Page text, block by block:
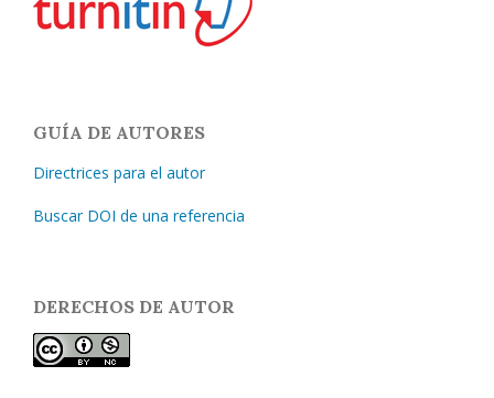
GUÍA DE AUTORES
Directrices para el autor
Buscar DOI de una referencia
DERECHOS DE AUTOR